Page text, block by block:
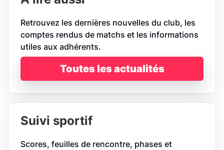
Retrouvez les dernières nouvelles du club, les
comptes rendus de matchs et les informations
utiles aux adhérents.
Toutes les actualités
Suivi sportif
Scores, feuilles de rencontre, phases et